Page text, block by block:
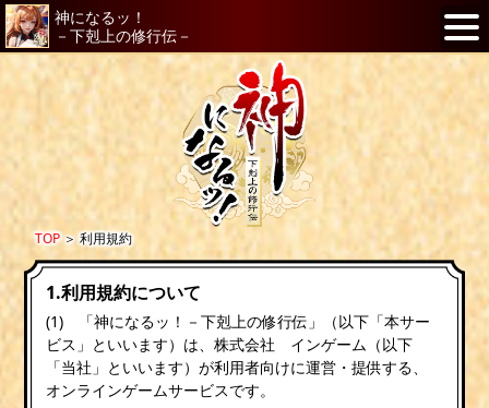
神になるッ！
－下剋上の修行伝－
TOP＞利用規約
1.利用規約について
(1) 「神になるッ！－下剋上の修行伝」（以下「本サー
ビス」といいます）は、株式会社 インゲーム（以下
「当社」といいます）が利用者向けに運営・提供する、
オンラインゲームサービスです。